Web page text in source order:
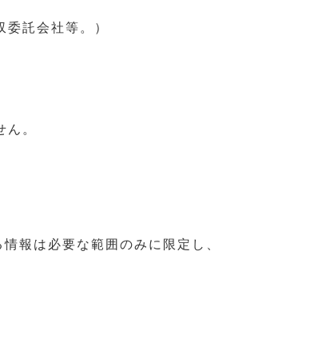
託会社等。）
。
報は必要な範囲のみに限定し、